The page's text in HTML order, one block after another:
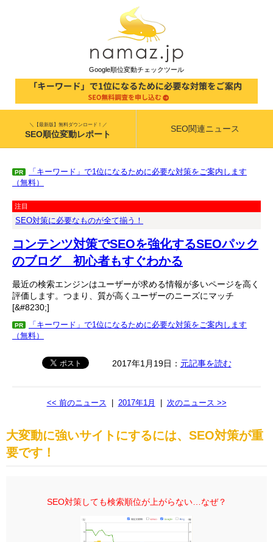
Google順位変動チェックツール
＼【最新版】無料ダウンロード！／
SEO順位変動レポート
SEO関連ニュース
PR
「キーワード」で1位になるために必要な対策をご案内します
（無料）
注目
SEO対策に必要なものが全て揃う！
コンテンツ対策でSEOを強化するSEOパック
のブログ 初心者もすぐわかる
最近の検索エンジンはユーザーが求める情報が多いページを高く
評価します。つまり、質が高くユーザーのニーズにマッチ
[&#8230;]
PR
「キーワード」で1位になるために必要な対策をご案内します
（無料）
2017年1月19日： 元記事を読む
<< 前のニュース 2017年1月 次のニュース >>
大変動に強いサイトにするには、SEO対策が重
要です！
SEO対策しても検索順位が上がらない…なぜ？